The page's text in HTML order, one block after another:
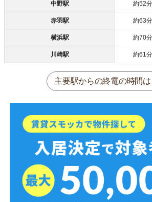
中野駅 約52分
赤羽駅 約63分
横浜駅 約70分
川崎駅 約61分
主要駅からの終電の時間は